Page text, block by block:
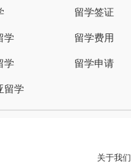
学
学
留学
留学签证
留学费用
留学申请
关于我们